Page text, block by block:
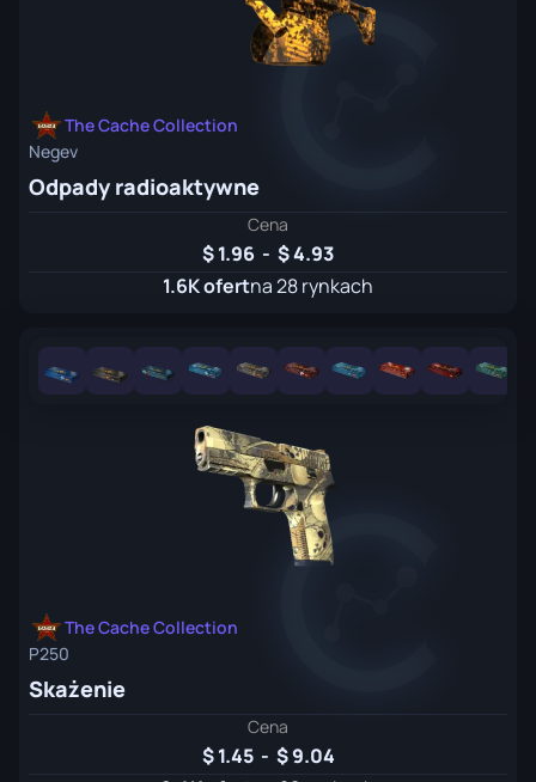
The Cache Collection
Negev
Odpady radioaktywne
Cena
1.96 -
4.93
1.6K ofertna 28 rynkach
The Cache Collection
P250
Skażenie
Cena
1.45 -
9.04